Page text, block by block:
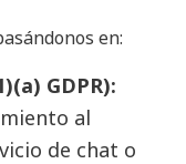
en:
GDPR):
al
de chat o